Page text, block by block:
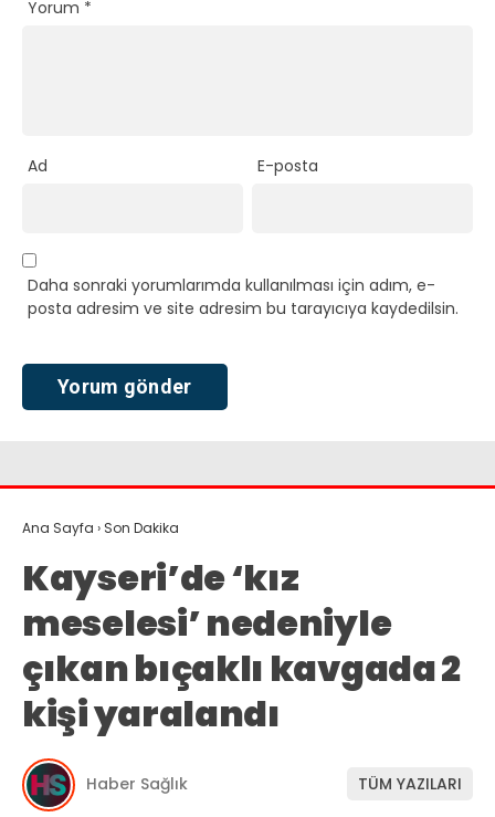
Yorum *
Ad E-posta
Daha sonraki yorumlarımda kullanılması için adım, e-
posta adresim ve site adresim bu tarayıcıya kaydedilsin.
Ana Sayfa › Son Dakika
Kayseri’de ‘kız
meselesi’ nedeniyle
çıkan bıçaklı kavgada 2
kişi yaralandı
Haber Sağlık TÜM YAZILARI